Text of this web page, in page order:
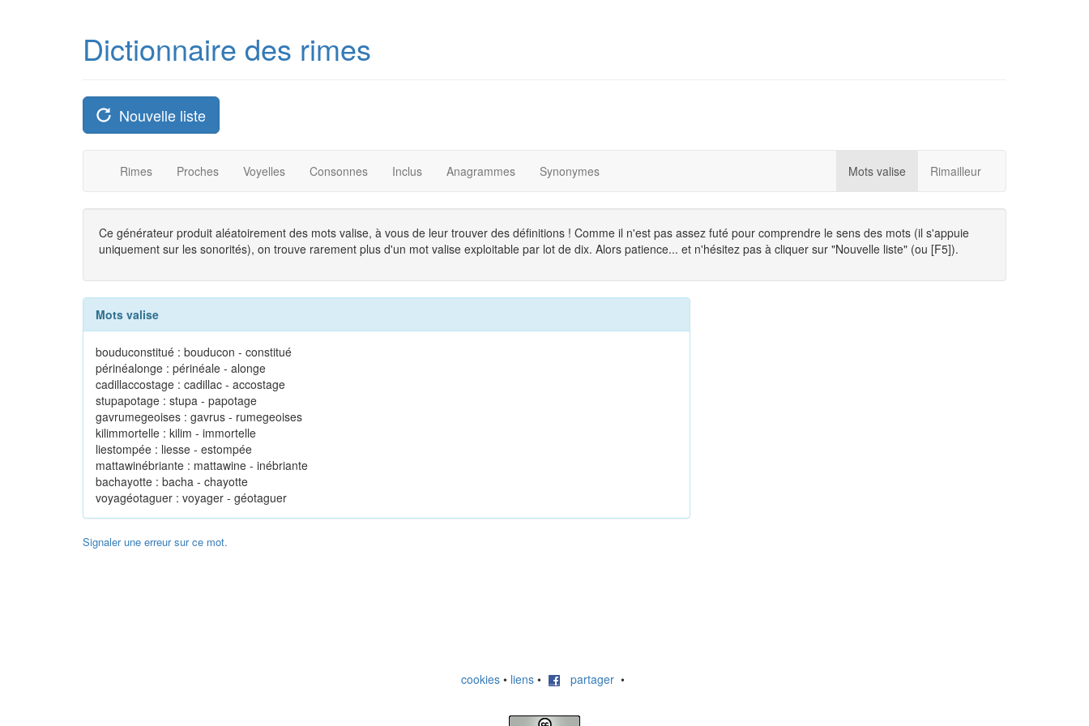
Dictionnaire des rimes
Nouvelle liste
Rimes Proches Voyelles Consonnes Inclus Anagrammes Synonymes Mots valise Rimailleur
Ce générateur produit aléatoirement des mots valise, à vous de leur trouver des définitions ! Comme il n'est pas assez futé pour comprendre le sens des mots (il s'appuie
uniquement sur les sonorités), on trouve rarement plus d'un mot valise exploitable par lot de dix. Alors patience... et n'hésitez pas à cliquer sur "Nouvelle liste" (ou [F5]).
Mots valise
bouduconstitué : bouducon - constitué
périnéalonge : périnéale - alonge
cadillaccostage : cadillac - accostage
stupapotage : stupa - papotage
gavrumegeoises : gavrus - rumegeoises
kilimmortelle : kilim - immortelle
liestompée : liesse - estompée
mattawinébriante : mattawine - inébriante
bachayotte : bacha - chayotte
voyagéotaguer : voyager - géotaguer
Signaler une erreur sur ce mot.
cookies • liens • partager •